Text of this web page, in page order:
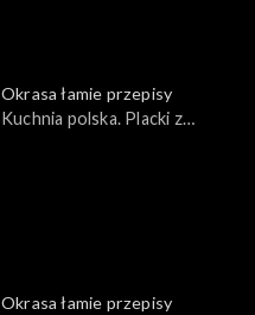
Okrasa łamie przepisy
Kuchnia polska. Placki z
Okrasa łamie przepisy